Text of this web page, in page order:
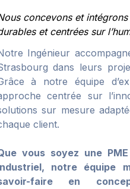
concevons et
et centrées sur
Ingénieur
dans leurs
à notre équipe
centrée sur
sur mesure
client.
vous soyez une
notre équipe
faire en